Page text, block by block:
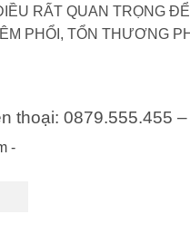
RẤT QUAN TRỌNG
PHỔI, TỔN THƯƠNG
thoại: 0879.555.455